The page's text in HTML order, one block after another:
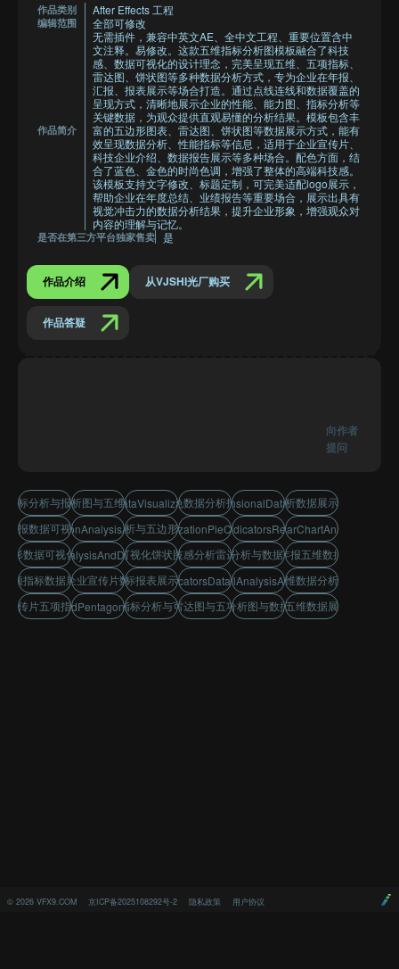
© 2026 VFX9.COM 京ICP备2025108292号-2 隐私政策 用户协议
作品类别 After Effects 工程
编辑范围 全部可修改
作品简介
无需插件，兼容中英文AE、全中文工程、重要位置含中
文注释。易修改。这款五维指标分析图模板融合了科技
感、数据可视化的设计理念，完美呈现五维、五项指标、
雷达图、饼状图等多种数据分析方式，专为企业在年报、
汇报、报表展示等场合打造。通过点线连线和数据覆盖的
呈现方式，清晰地展示企业的性能、能力图、指标分析等
关键数据，为观众提供直观易懂的分析结果。模板包含丰
富的五边形图表、雷达图、饼状图等数据展示方式，能有
效呈现数据分析、性能指标等信息，适用于企业宣传片、
科技企业介绍、数据报告展示等多种场合。配色方面，结
合了蓝色、金色的时尚色调，增强了整体的高端科技感。
该模板支持文字修改、标题定制，可完美适配logo展示，
帮助企业在年度总结、业绩报告等重要场合，展示出具有
视觉冲击力的数据分析结果，提升企业形象，增强观众对
内容的理解与记忆。
是否在第三方平台独家售卖 是
作品介绍 从VJSHI光厂购买
作品答疑
向作者
提问
指标分析与报表汇报
科技分析图与五维能力图
pentagonDataVisualizationDisplay
蓝色数据分析报表
fiveDimensionalDataAnalysis
指标分析数据展示与汇报
年报数据可视化展示
5DimensionAnalysisAndCharts
数据分析与五边形能力图
dataVisualizationPieChartDisplay
fiveDimensionalIndicatorsReportAndSummary
hRadarChartAnalysis
形数据可视化展示数据可视化饼状图展示科技感分析雷达图5维分析与数据图表企业年报五维数据汇报
五项指标数据展示
科技感企业宣传片数据展示
五项指标报表展示与分析
fiveIndicatorsDataDisplay
fiveDimensionalAnalysisAndVisualization
五维数据分析图
宣传片五项指标展示五维指标分析与可视化数据雷达图与五项指标性能分析图与数据连线
金色五维数据展示图